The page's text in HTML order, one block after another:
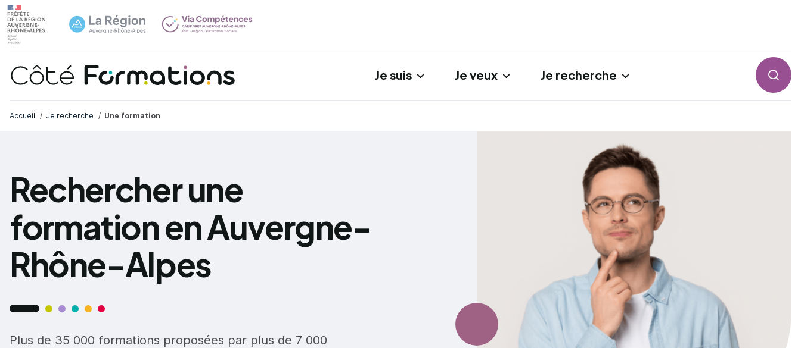
Je suis Je veux Je recherche
Accueil Je recherche Une formation
Rechercher une
formation en Auvergne-
Rhône-Alpes
Plus de 35 000 formations proposées par plus de 7 000